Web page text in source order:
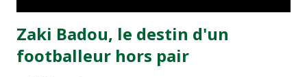
Zaki Badou, le destin d'un
footballeur hors pair